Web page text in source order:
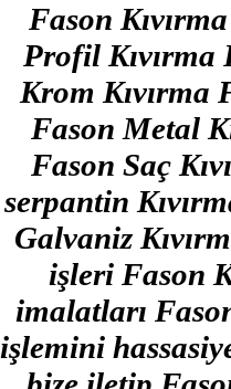
Fason
Profil Kıvırma
Krom Kıvırma
Fason Metal
Fason Saç
serpantin
Galvaniz
işleri Fason
imalatları
işlemini